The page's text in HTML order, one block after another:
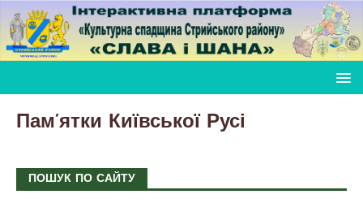
Пам’ятки Київської Русі
ПОШУК ПО САЙТУ